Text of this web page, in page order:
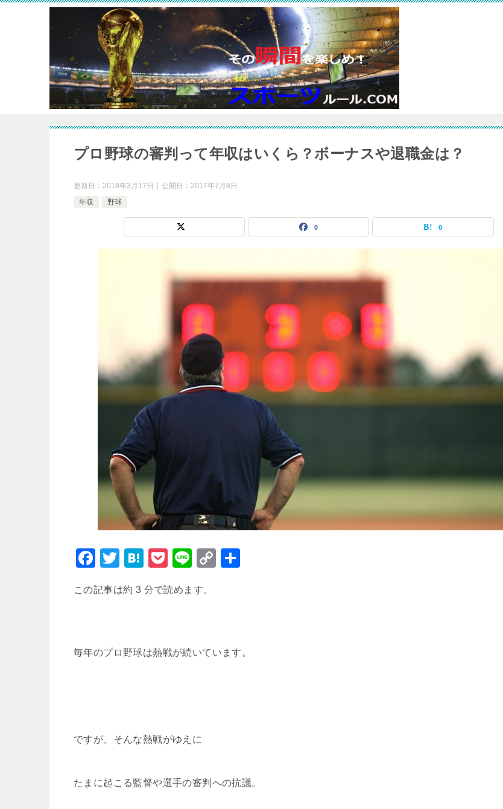
プロ野球の審判って年収はいくら？ボーナスや退職金は？
更新日： 2018年3月17日 公開日： 2017年7月8日
年収
野球
0 0
F
c
o
T
tt
H
e
P
c
Li
e
C
n
この記事は約 3 分で読めます。
毎年のプロ野球は熱戦が続いています。
ですが、そんな熱戦がゆえに
たまに起こる監督や選手の審判への抗議。